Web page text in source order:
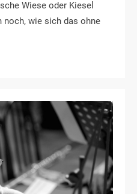
Wiese oder Kiesel
noch, wie sich das ohne